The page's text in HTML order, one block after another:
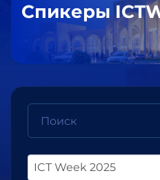
Спикеры
ICT Week 2025